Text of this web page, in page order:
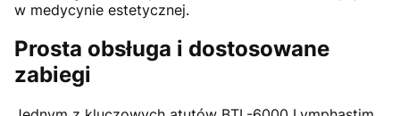
w medycynie estetycznej.
Prosta obsługa i dostosowane
zabiegi